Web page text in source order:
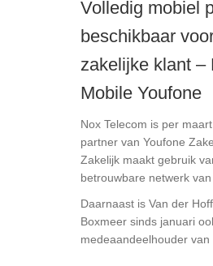
Volledig mobiel
beschikbaar
zakelijke klant –
Mobile Youfone
Nox Telecom is per
partner van Youfone
Zakelijk maakt gebruik
betrouwbare netwerk van
Daarnaast is Van der
Boxmeer sinds januari
medeaandeelhouder van